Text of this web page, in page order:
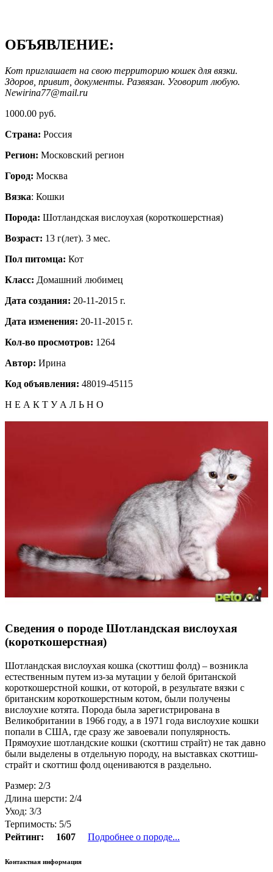
ОБЪЯВЛЕНИЕ:
Кот приглашает на свою территорию кошек для вязки.
Здоров, привит, документы. Развязан. Уговорит любую.
Newirina77@mail.ru
1000.00 руб.
Страна: Россия
Регион: Московский регион
Город: Москва
Вязка: Кошки
Порода: Шотландская вислоухая (короткошерстная)
Возраст: 13 г(лет). 3 мес.
Пол питомца: Кот
Класс: Домашний любимец
Дата создания: 20-11-2015 г.
Дата изменения: 20-11-2015 г.
Кол-во просмотров: 1264
Автор: Ирина
Код объявления: 48019-45115
Н Е А К Т У А Л Ь Н О
Сведения о породе Шотландская вислоухая
(короткошерстная)
Шотландская вислоухая кошка (скоттиш фолд) – возникла
естественным путем из-за мутации у белой британской
короткошерстной кошки, от которой, в результате вязки с
британским короткошерстным котом, были получены
вислоухие котята. Порода была зарегистрирована в
Великобритании в 1966 году, а в 1971 года вислоухие кошки
попали в США, где сразу же завоевали популярность.
Прямоухие шотландские кошки (скоттиш страйт) не так давно
были выделены в отдельную породу, на выставках скоттиш-
страйт и скоттиш фолд оцениваются в раздельно.
Размер: 2/3
Длина шерсти: 2/4
Уход: 3/3
Терпимость: 5/5
Рейтинг:
1607 Подробнее о породе...
Контактная информация